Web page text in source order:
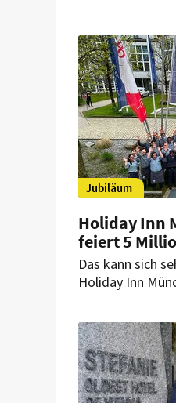
Jubiläum
Holiday Inn
feiert 5
Das kann sich
Holiday Inn
empfangen.
Hauses?